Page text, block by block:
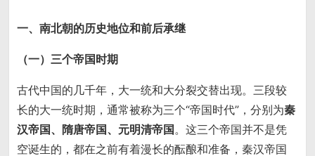
一、南北朝的历史地位和前后承继
（一）三个帝国时期
古代中国的几千年，大一统和大分裂交替出现。三段较
长的大一统时期，通常被称为三个“帝国时代”，分别为秦
汉帝国、隋唐帝国、元明清帝国。这三个帝国并不是凭
空诞生的，都在之前有着漫长的酝酿和准备，秦汉帝国